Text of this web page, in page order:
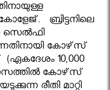
ബ്രിട്ടനിലെ
സെല്‍ഫി
കോഴ്‌സ്
10,000
കോഴ്‌സ്
രീതി മാറ്റി